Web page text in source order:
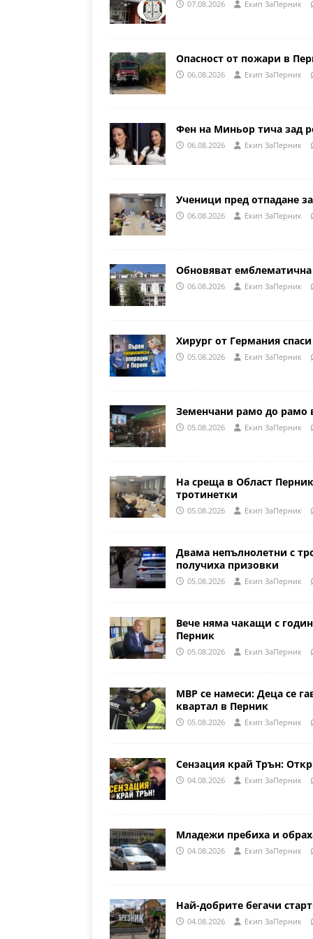
07.08.2026 Eкип ЗаПерник
Опасност от пожари в
06.08.2026 Eкип ЗаПерник
Фен на Миньор тича зад
06.08.2026 Eкип ЗаПерник
Ученици пред отпадане
06.08.2026 Eкип ЗаПерник
Обновяват
06.08.2026 Eкип ЗаПерник
Хирург от Германия
05.08.2026 Eкип ЗаПерник
Земенчани рамо до рамо
05.08.2026 Eкип ЗаПерник
На среща в Област
тротинетки
05.08.2026 Eкип ЗаПерник
Двама непълнолетни с
получиха призовки
05.08.2026 Eкип ЗаПерник
Вече няма чакащи с
Перник
05.08.2026 Eкип ЗаПерник
МВР се намеси: Деца се
квартал в Перник
05.08.2026 Eкип ЗаПерник
Сензация край Трън:
04.08.2026 Eкип ЗаПерник
Младежи пребиха и
04.08.2026 Eкип ЗаПерник
Най-добрите бегачи
04.08.2026 Eкип ЗаПерник